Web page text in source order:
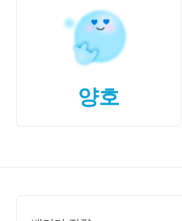
양호